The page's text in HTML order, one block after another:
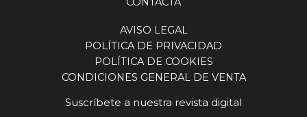
talento y tanta fuerza, el impacto se multiplica, y
este proyecto refleja muy bien lo que somos
como compañía, una organización unida,
proactiva, cercana al cliente y con ambición de
Más allá de su dimensión empresarial e industrial,
AVISO LEGAL
POLÍTICA DE PRIVACIDAD
POLÍTICA DE COOKIES
CONDICIONES GENERAL DE VENTA
Suscríbete a nuestra revista digital